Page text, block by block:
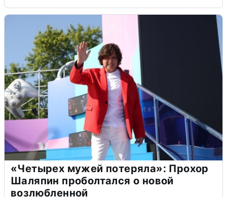
«Четырех мужей потеряла»: Прохор
Шаляпин проболтался о новой
возлюбленной